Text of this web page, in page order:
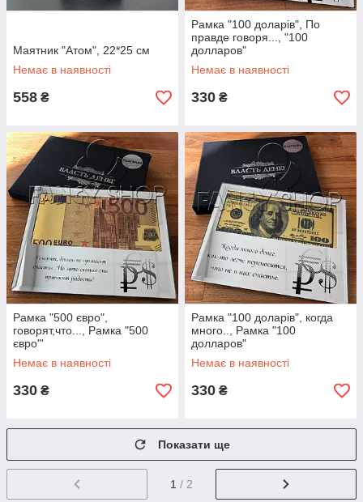
Маятник "Атом", 22*25 см
Немає в наявності
558 ₴
Рамка "100 доларів", По
правде говоря..., "100
долларов"
Немає в наявності
330 ₴
Рамка "500 євро",
говорят,что..., Рамка "500
євро"'
Немає в наявності
330 ₴
Рамка "100 доларів", когда
много.., Рамка "100
долларов"
Немає в наявності
330 ₴
Показати ще
1 / 2